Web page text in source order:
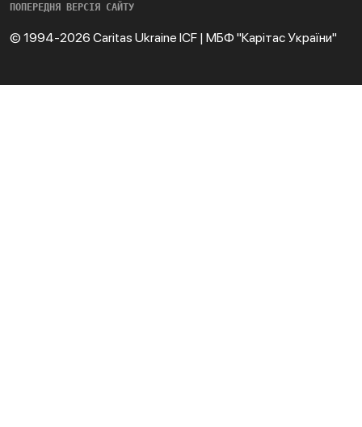
ПОПЕРЕДНЯ ВЕРСІЯ САЙТУ
© 1994-2026 Caritas Ukraine ICF | МБФ "Карітас України"